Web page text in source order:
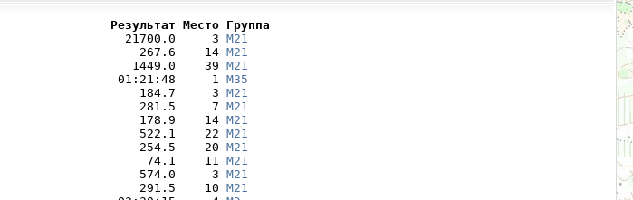
Результат Место Группа
21700.0     3
М21
267.6    14
М21
1449.0    39
М21
01:21:48     1
М35
184.7     3
М21
281.5     7
М21
178.9    14
М21
522.1    22
М21
254.5    20
М21
74.1    11
М21
574.0     3
М21
291.5    10
М21